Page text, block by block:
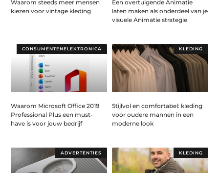
Waarom steeds meer mensen
kiezen voor vintage kleding
Een overtuigende Animatie
laten maken als onderdeel van je
visuele Animatie strategie
CONSUMENTENELEKTRONICA
Waarom Microsoft Office 2019
Professional Plus een must-
have is voor jouw bedrijf
KLEDING
Stijlvol en comfortabel: kleding
voor oudere mannen in een
moderne look
ADVERTENTIES KLEDING